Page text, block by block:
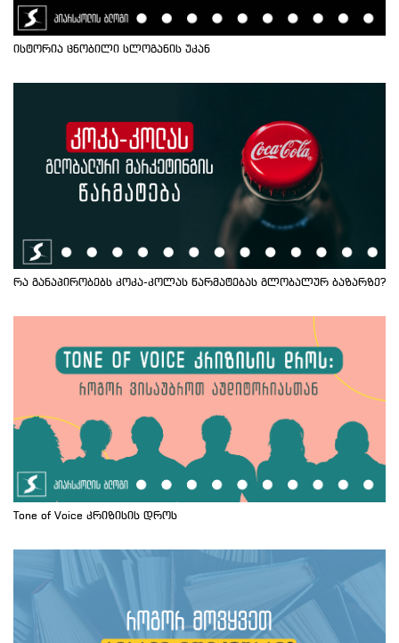
ისტორია ცნობილი სლოგანის უკან
რა განაპირობებს კოკა-კოლას წარმატებას გლობალურ ბაზარზე?
Tone of Voice კრიზისის დროს